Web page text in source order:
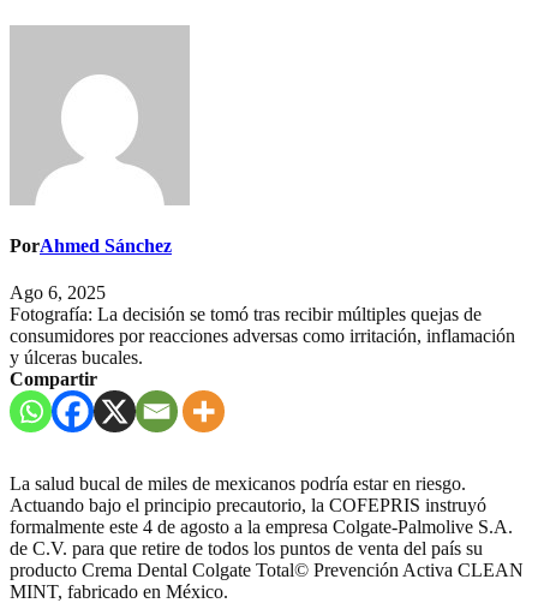
PorAhmed Sánchez
Ago 6, 2025
Fotografía: La decisión se tomó tras recibir múltiples quejas de
consumidores por reacciones adversas como irritación, inflamación
y úlceras bucales.
Compartir
La salud bucal de miles de mexicanos podría estar en riesgo.
Actuando bajo el principio precautorio, la COFEPRIS instruyó
formalmente este 4 de agosto a la empresa Colgate-Palmolive S.A.
de C.V. para que retire de todos los puntos de venta del país su
producto Crema Dental Colgate Total© Prevención Activa CLEAN
MINT, fabricado en México.